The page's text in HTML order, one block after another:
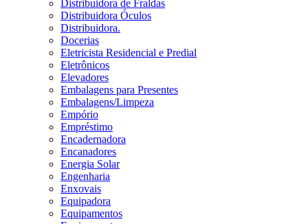
Distribuidora de Fraldas
Distribuidora Óculos
Distribuidora.
Docerias
Eletricista Residencial e Predial
Eletrônicos
Elevadores
Embalagens para Presentes
Embalagens/Limpeza
Empório
Empréstimo
Encadernadora
Encanadores
Energia Solar
Engenharia
Enxovais
Equipadora
Equipamentos